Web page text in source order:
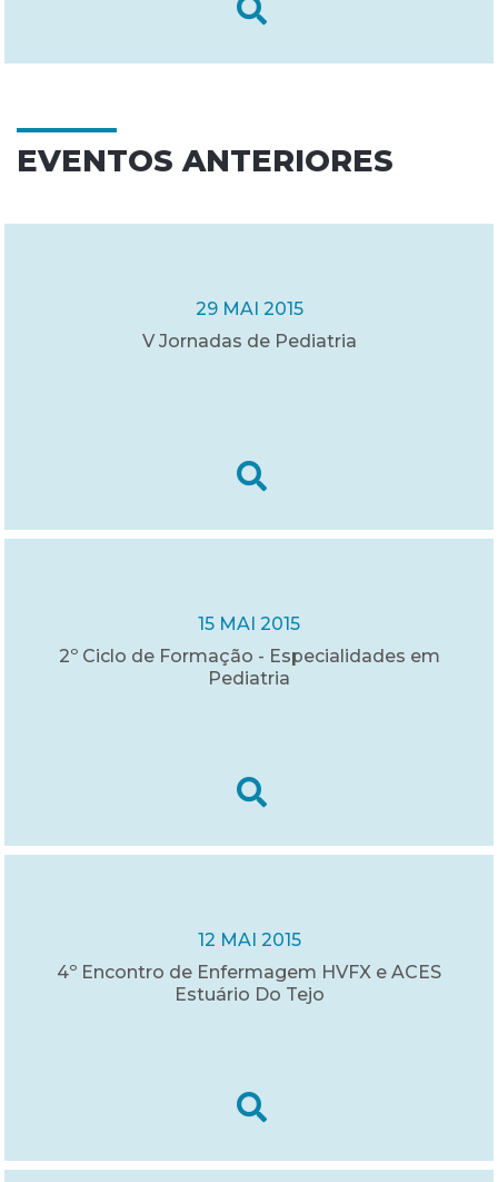
EVENTOS ANTERIORES
29 MAI 2015
V Jornadas de Pediatria
15 MAI 2015
2º Ciclo de Formação - Especialidades em
Pediatria
12 MAI 2015
4º Encontro de Enfermagem HVFX e ACES
Estuário Do Tejo